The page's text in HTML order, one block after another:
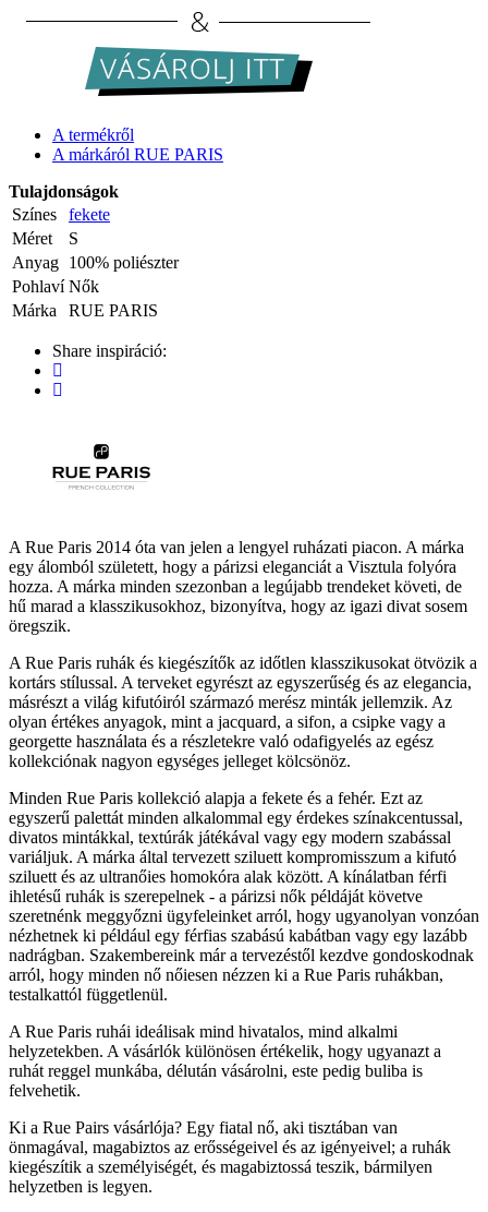
A termékről
A márkáról RUE PARIS
Tulajdonságok
Színes
fekete
Méret
S
Anyag 100% poliészter
Pohlaví Nők
Márka
RUE PARIS
Share inspiráció:
A Rue Paris 2014 óta van jelen a lengyel ruházati piacon. A márka
egy álomból született, hogy a párizsi eleganciát a Visztula folyóra
hozza. A márka minden szezonban a legújabb trendeket követi, de
hű marad a klasszikusokhoz, bizonyítva, hogy az igazi divat sosem
öregszik.
A Rue Paris ruhák és kiegészítők az időtlen klasszikusokat ötvözik a
kortárs stílussal. A terveket egyrészt az egyszerűség és az elegancia,
másrészt a világ kifutóiról származó merész minták jellemzik. Az
olyan értékes anyagok, mint a jacquard, a sifon, a csipke vagy a
georgette használata és a részletekre való odafigyelés az egész
kollekciónak nagyon egységes jelleget kölcsönöz.
Minden Rue Paris kollekció alapja a fekete és a fehér. Ezt az
egyszerű palettát minden alkalommal egy érdekes színakcentussal,
divatos mintákkal, textúrák játékával vagy egy modern szabással
variáljuk. A márka által tervezett sziluett kompromisszum a kifutó
sziluett és az ultranőies homokóra alak között. A kínálatban férfi
ihletésű ruhák is szerepelnek - a párizsi nők példáját követve
szeretnénk meggyőzni ügyfeleinket arról, hogy ugyanolyan vonzóan
nézhetnek ki például egy férfias szabású kabátban vagy egy lazább
nadrágban. Szakembereink már a tervezéstől kezdve gondoskodnak
arról, hogy minden nő nőiesen nézzen ki a Rue Paris ruhákban,
testalkattól függetlenül.
A Rue Paris ruhái ideálisak mind hivatalos, mind alkalmi
helyzetekben. A vásárlók különösen értékelik, hogy ugyanazt a
ruhát reggel munkába, délután vásárolni, este pedig buliba is
felvehetik.
Ki a Rue Pairs vásárlója? Egy fiatal nő, aki tisztában van
önmagával, magabiztos az erősségeivel és az igényeivel; a ruhák
kiegészítik a személyiségét, és magabiztossá teszik, bármilyen
helyzetben is legyen.